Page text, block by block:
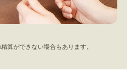
算ができない場合もあります。